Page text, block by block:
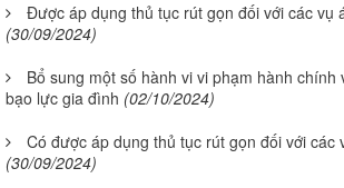
Được áp dụng thủ tục rút gọn đối với các vụ
(30/09/2024)
Bổ sung một số hành vi vi phạm hành chính
bạo lực gia đình (02/10/2024)
Có được áp dụng thủ tục rút gọn đối với các
(30/09/2024)